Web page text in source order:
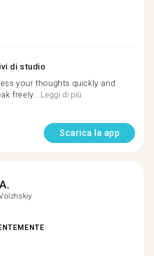
di studio
your thoughts quickly and
freely...Leggi di più
Scarica la app